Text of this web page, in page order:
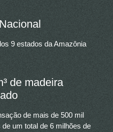
9 estados da Amazônia
de madeira
de mais de 500 mil
um total de 6 milhões de